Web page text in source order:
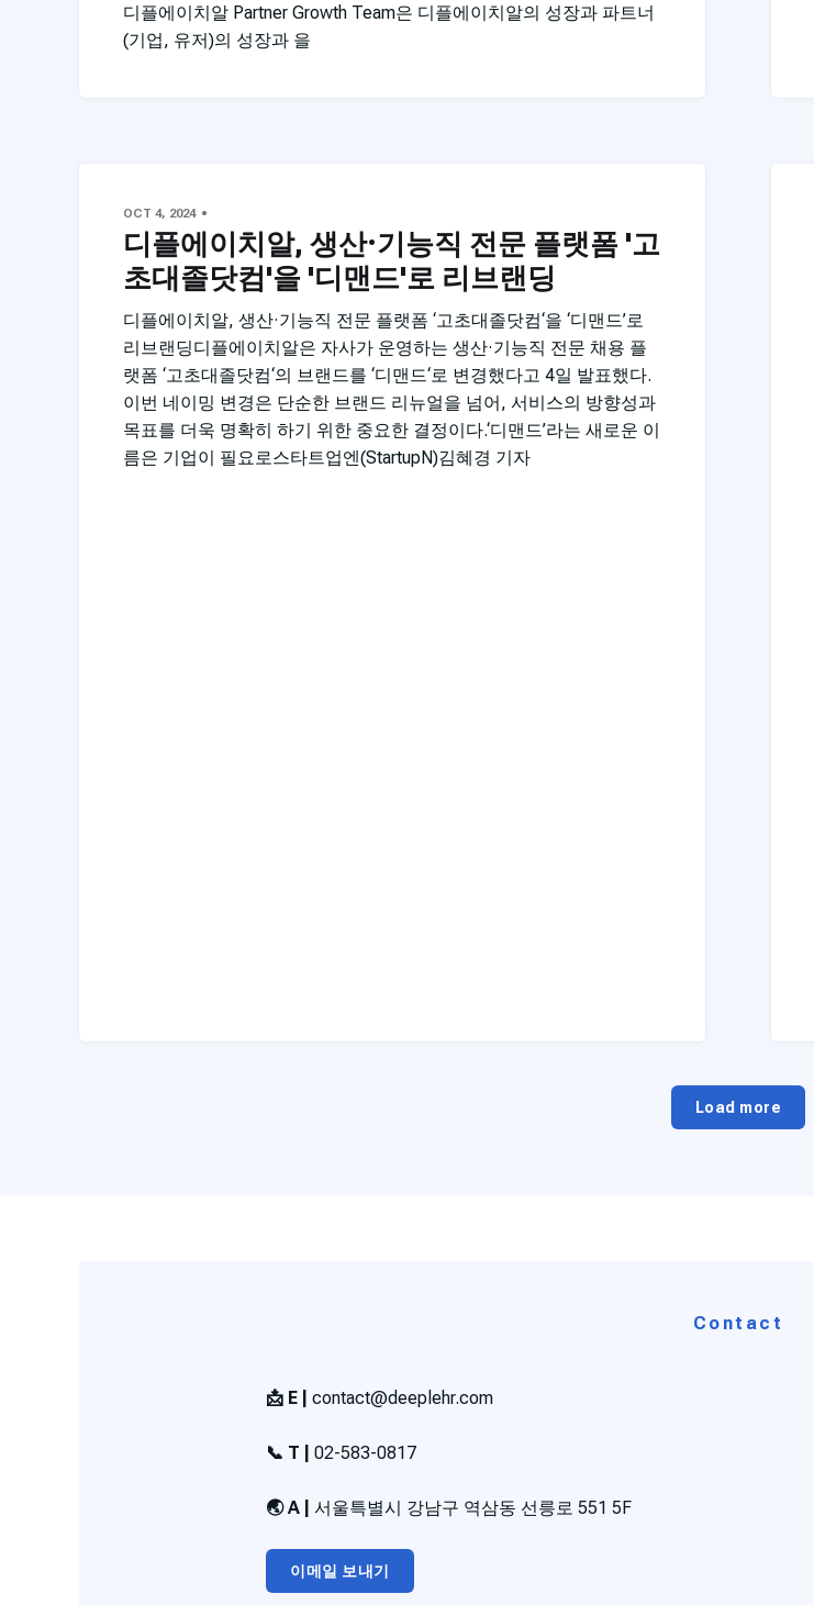
디플에이치알 Partner Growth Team은 디플에이치알의 성장과 파트너
(기업, 유저)의 성장과 을
OCT 4, 2024
디플에이치알, 생산·기능직 전문 플랫폼 '고
초대졸닷컴'을 '디맨드'로 리브랜딩
디플에이치알, 생산·기능직 전문 플랫폼 ‘고초대졸닷컴‘을 ‘디맨드’로
리브랜딩디플에이치알은 자사가 운영하는 생산·기능직 전문 채용 플
랫폼 ‘고초대졸닷컴‘의 브랜드를 ‘디맨드‘로 변경했다고 4일 발표했다.
이번 네이밍 변경은 단순한 브랜드 리뉴얼을 넘어, 서비스의 방향성과
목표를 더욱 명확히 하기 위한 중요한 결정이다.‘디맨드’라는 새로운 이
름은 기업이 필요로스타트업엔(StartupN)김혜경 기자
Load more
Contact
📩 E | contact@deeplehr.com
📞 T | 02-583-0817
🌏 A | 서울특별시 강남구 역삼동 선릉로 551 5F
이메일 보내기